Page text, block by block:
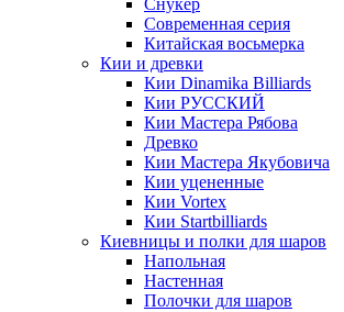
Снукер
Современная серия
Китайская восьмерка
Кии и древки
Кии Dinamika Billiards
Кии РУССКИЙ
Кии Мастера Рябова
Древко
Кии Мастера Якубовича
Кии уцененные
Кии Vortex
Кии Startbilliards
Киевницы и полки для шаров
Напольная
Настенная
Полочки для шаров